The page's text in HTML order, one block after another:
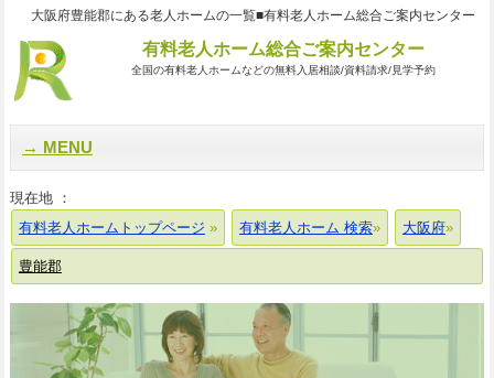
大阪府豊能郡にある老人ホームの一覧■有料老人ホーム総合ご案内センター
有料老人ホーム総合ご案内センター
全国の有料老人ホームなどの無料入居相談/資料請求/見学予約
MENU
現在地 ：
有料老人ホームトップページ
有料老人ホーム 検索 大阪府
豊能郡